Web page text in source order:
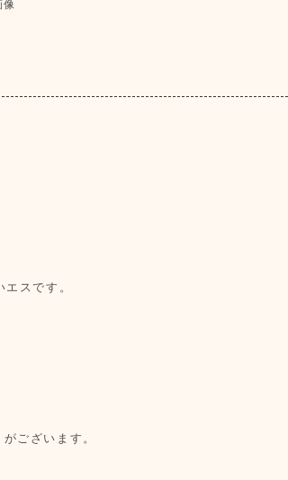
スです。
ございます。